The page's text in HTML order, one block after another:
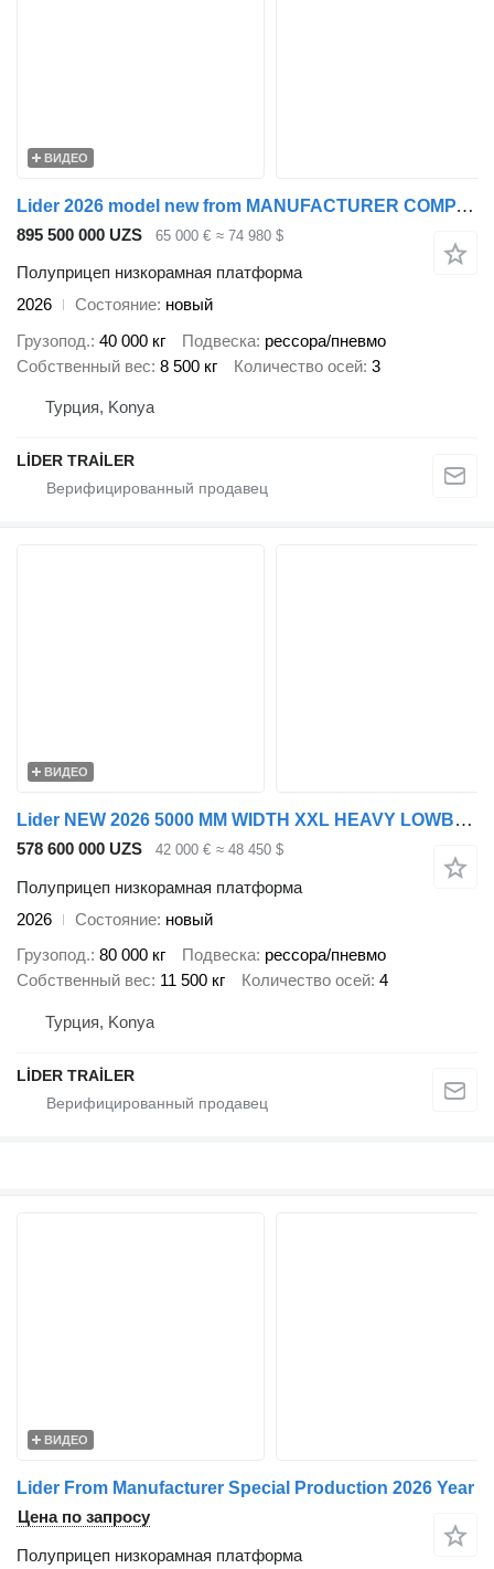
ВИДЕО
Lider 2026 model new from MANUFACTURER COMPANY Ready in stock
895 500 000 UZS 65 000 € ≈ 74 980 $
Полуприцеп низкорамная платформа
2026
Состояние новый
Грузопод. 40 000 кг Подвеска рессора/пневмо
Собственный вес 8 500 кг Количество осей 3
Турция, Konya
LİDER TRAİLER
ВИДЕО
Lider NEW 2026 5000 MM WIDTH XXL HEAVY LOWBED
578 600 000 UZS 42 000 € ≈ 48 450 $
Полуприцеп низкорамная платформа
2026
Состояние новый
Грузопод. 80 000 кг Подвеска рессора/пневмо
Собственный вес 11 500 кг Количество осей 4
Турция, Konya
LİDER TRAİLER
ВИДЕО
Lider From Manufacturer Special Production 2026 Year
Цена по запросу
Полуприцеп низкорамная платформа